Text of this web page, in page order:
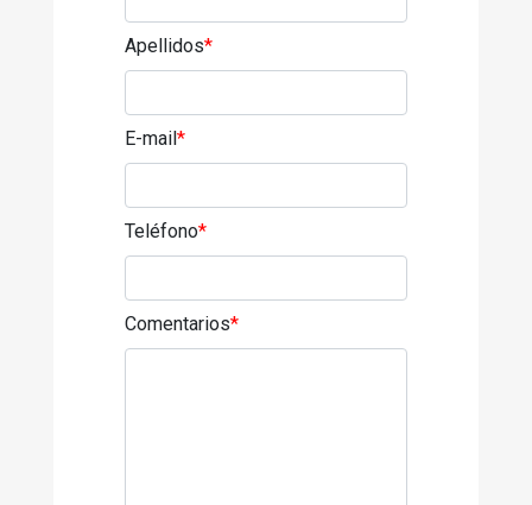
Apellidos*
E-mail*
Teléfono*
Comentarios*